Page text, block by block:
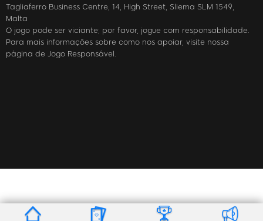
Tagliaferro Business Centre, 14, High Street, Sliema SLM 1549,
Malta
O jogo pode ser viciante; por favor, jogue com responsabilidade.
Para mais informações sobre como nos apoiar, visite nossa
página de Jogo Responsável.